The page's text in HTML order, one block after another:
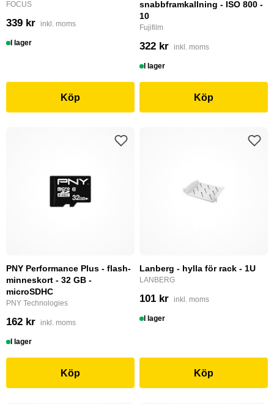
FOCUS
339 kr inkl. moms
I lager
Köp
snabbframkallning - ISO 800 -
10
Fujifilm
322 kr inkl. moms
I lager
Köp
PNY Performance Plus - flash-
minneskort - 32 GB -
microSDHC
PNY Technologies
162 kr inkl. moms
I lager
Köp
Lanberg - hylla för rack - 1U
LANBERG
101 kr inkl. moms
I lager
Köp